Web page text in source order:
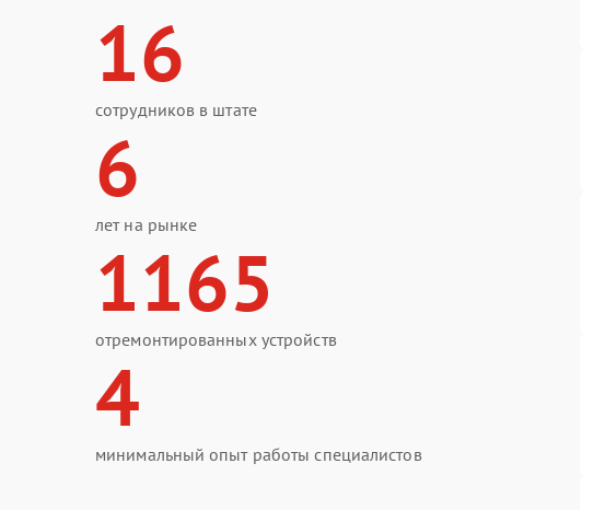
16
сотрудников в штате
6
лет на рынке
1165
отремонтированных устройств
4
минимальный опыт работы специалистов